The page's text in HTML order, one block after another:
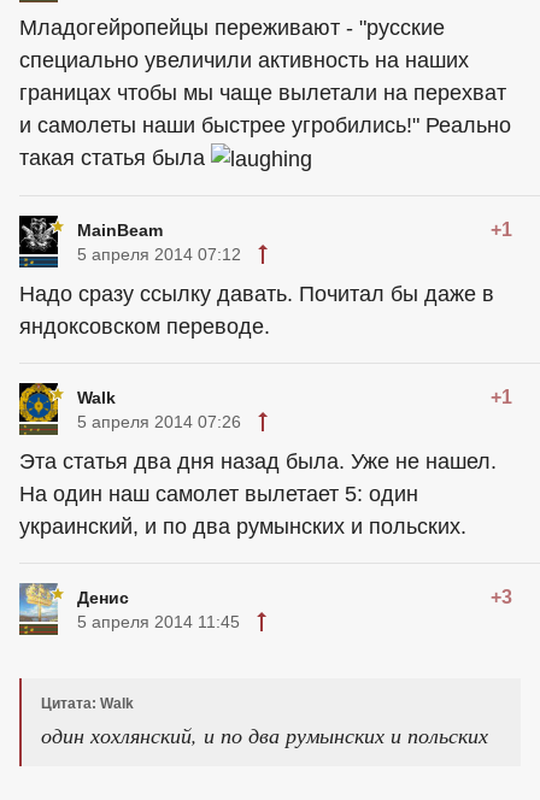
Младогейропейцы переживают - "русские
специально увеличили активность на наших
границах чтобы мы чаще вылетали на перехват
и самолеты наши быстрее угробились!" Реально
такая статья была
MainBeam +1
5 апреля 2014 07:12
Надо сразу ссылку давать. Почитал бы даже в
яндоксовском переводе.
Walk +1
5 апреля 2014 07:26
Эта статья два дня назад была. Уже не нашел.
На один наш самолет вылетает 5: один
украинский, и по два румынских и польских.
Денис +3
5 апреля 2014 11:45
Цитата: Walk
один хохлянский, и по два румынских и польских